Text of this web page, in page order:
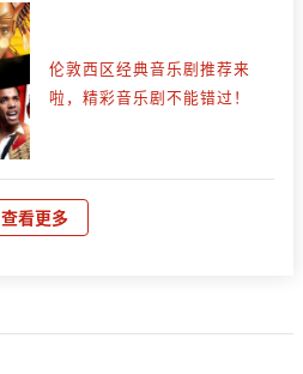
伦敦西区经典音乐剧推荐来
啦，精彩音乐剧不能错过！
查看更多